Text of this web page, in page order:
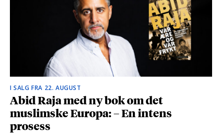
I SALG FRA 22. AUGUST
Abid Raja med ny bok om det
muslimske Europa: – En intens
prosess